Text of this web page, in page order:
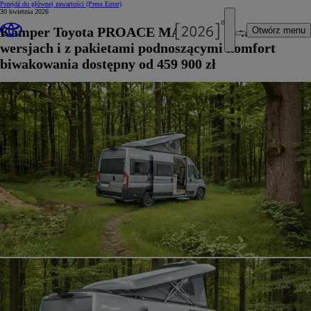
Przejdź do głównej zawartości (Press Enter)
Otwórz menu
30 kwietnia 2026
Kamper Toyota PROACE MAX Tanuki w dwóch
wersjach i z pakietami podnoszącymi komfort
biwakowania dostępny od 459 900 zł